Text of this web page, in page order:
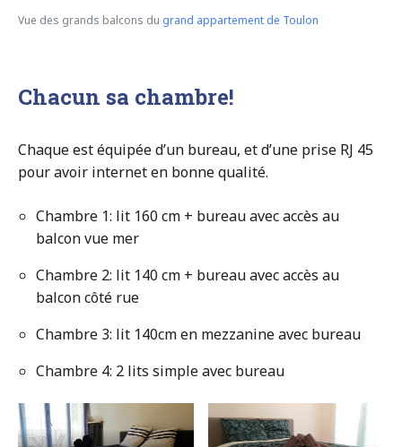
Vue des grands balcons du grand appartement de Toulon
Chacun sa chambre!
Chaque est équipée d’un bureau, et d’une prise RJ 45
pour avoir internet en bonne qualité.
Chambre 1: lit 160 cm + bureau avec accès au
balcon vue mer
Chambre 2: lit 140 cm + bureau avec accès au
balcon côté rue
Chambre 3: lit 140cm en mezzanine avec bureau
Chambre 4: 2 lits simple avec bureau